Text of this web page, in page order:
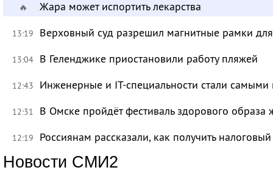
🔥 Жара может испортить лекарства
13:19 Верховный суд разрешил магнитные рамки
13:04 В Геленджике приостановили работу пляжей
12:43 Инженерные и IT-специальности стали
12:31 В Омске пройдёт фестиваль здорового
12:19 Россиянам рассказали, как получить
Новости СМИ2